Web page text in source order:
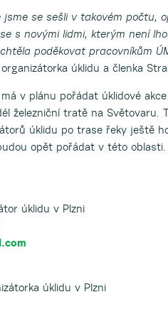
se sešli v takovém počtu,
s novými lidmi, kterým není
poděkovat pracovníkům
úklidu a členka
v plánu pořádat úklidové
železniční tratě na Světovaru.
úklidu po trase řeky ještě
opět pořádat v této oblasti.
úklidu v Plzni
úklidu v Plzni